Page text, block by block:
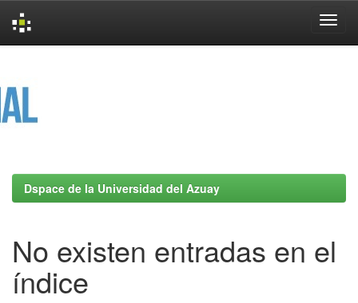
Dspace de la Universidad del Azuay
No existen entradas en el
índice